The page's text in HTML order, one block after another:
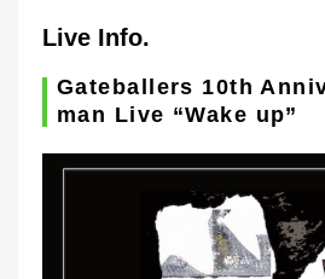
Live Info.
Gateballers 10th
man Live “Wake up”